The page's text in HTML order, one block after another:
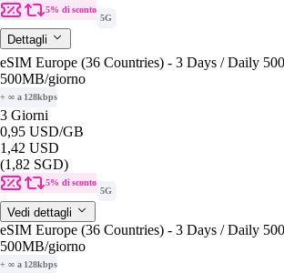
5% di sconto
5G
Dettagli
eSIM Europe (36 Countries) - 3 Days / Daily
500MB/giorno
+ ∞ a 128kbps
3 Giorni
0,95 USD/GB
1,42 USD
(1,82 SGD)
5% di sconto
5G
Vedi dettagli
eSIM Europe (36 Countries) - 3 Days / Daily
500MB/giorno
+ ∞ a 128kbps